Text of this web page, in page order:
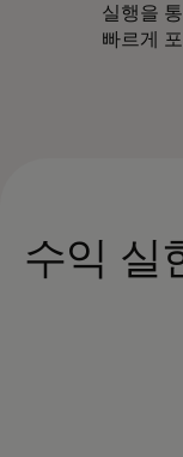
실행을
빠르게
수익 실